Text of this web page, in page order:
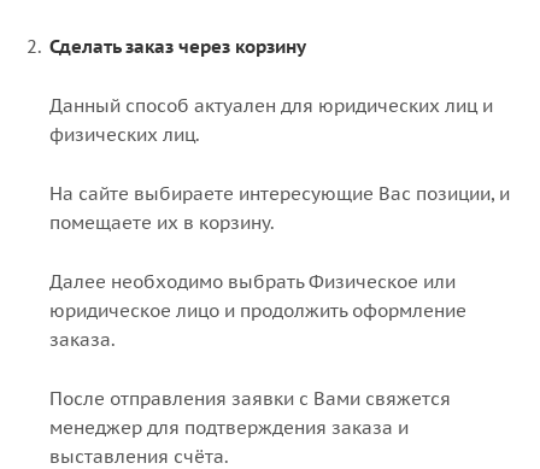
Сделать заказ через корзину
Данный способ актуален для юридических лиц и
физических лиц.
На сайте выбираете интересующие Вас позиции, и
помещаете их в корзину.
Далее необходимо выбрать Физическое или
юридическое лицо и продолжить оформление
заказа.
После отправления заявки с Вами свяжется
менеджер для подтверждения заказа и
выставления счёта.